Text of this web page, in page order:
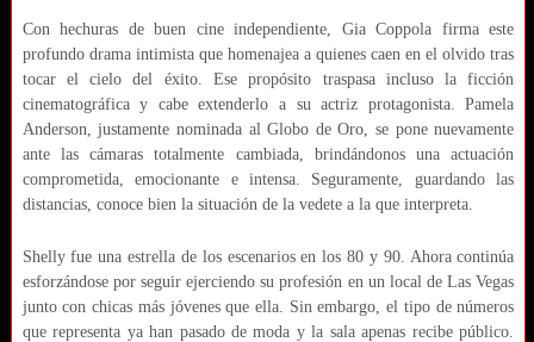
Con hechuras de buen cine independiente, Gia Coppola firma este
profundo drama intimista que homenajea a quienes caen en el olvido tras
tocar el cielo del éxito. Ese propósito traspasa incluso la ficción
cinematográfica y cabe extenderlo a su actriz protagonista. Pamela
Anderson, justamente nominada al Globo de Oro, se pone nuevamente
ante las cámaras totalmente cambiada, brindándonos una actuación
comprometida, emocionante e intensa. Seguramente, guardando las
distancias, conoce bien la situación de la vedete a la que interpreta.
Shelly fue una estrella de los escenarios en los 80 y 90. Ahora continúa
esforzándose por seguir ejerciendo su profesión en un local de Las Vegas
junto con chicas más jóvenes que ella. Sin embargo, el tipo de números
que representa ya han pasado de moda y la sala apenas recibe público.